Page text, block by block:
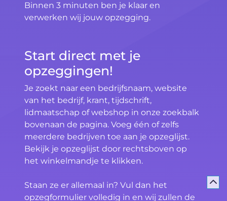
Binnen 3 minuten ben je klaar en
verwerken wij jouw opzegging.
Start direct met je
opzeggingen!
Je zoekt naar een bedrijfsnaam, website
van het bedrijf, krant, tijdschrift,
lidmaatschap of webshop in onze zoekbalk
bovenaan de pagina. Voeg één of zelfs
meerdere bedrijven toe aan je opzeglijst.
Bekijk je opzeglijst door rechtsboven op
het winkelmandje te klikken.
Staan ze er allemaal in? Vul dan het
opzegformulier volledig in en wij zullen de